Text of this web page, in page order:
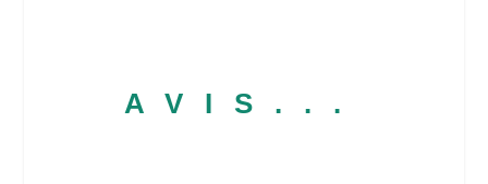
AVIS...